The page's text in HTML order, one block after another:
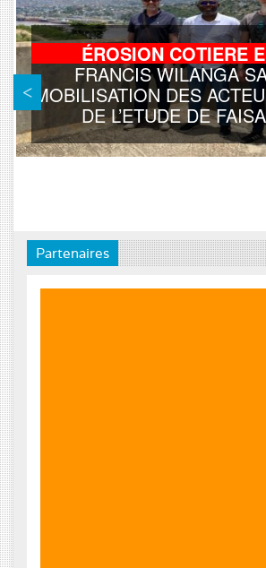
ÉROSION COTIERE
FRANCIS WILANGA
MOBILISATION DES
DE L’ETUDE DE
Partenaires